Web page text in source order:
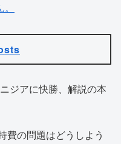
ジアに快勝、解説の本
費の問題はどうしよう